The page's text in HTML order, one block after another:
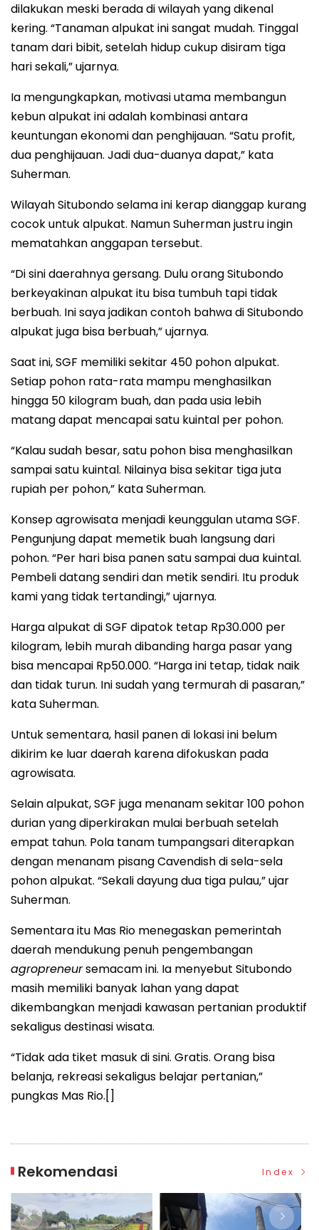
dilakukan meski berada di wilayah yang dikenal
kering. “Tanaman alpukat ini sangat mudah. Tinggal
tanam dari bibit, setelah hidup cukup disiram tiga
hari sekali,” ujarnya.
Ia mengungkapkan, motivasi utama membangun
kebun alpukat ini adalah kombinasi antara
keuntungan ekonomi dan penghijauan. “Satu profit,
dua penghijauan. Jadi dua-duanya dapat,” kata
Suherman.
Wilayah Situbondo selama ini kerap dianggap kurang
cocok untuk alpukat. Namun Suherman justru ingin
mematahkan anggapan tersebut.
“Di sini daerahnya gersang. Dulu orang Situbondo
berkeyakinan alpukat itu bisa tumbuh tapi tidak
berbuah. Ini saya jadikan contoh bahwa di Situbondo
alpukat juga bisa berbuah,” ujarnya.
Saat ini, SGF memiliki sekitar 450 pohon alpukat.
Setiap pohon rata-rata mampu menghasilkan
hingga 50 kilogram buah, dan pada usia lebih
matang dapat mencapai satu kuintal per pohon.
“Kalau sudah besar, satu pohon bisa menghasilkan
sampai satu kuintal. Nilainya bisa sekitar tiga juta
rupiah per pohon,” kata Suherman.
Konsep agrowisata menjadi keunggulan utama SGF.
Pengunjung dapat memetik buah langsung dari
pohon. “Per hari bisa panen satu sampai dua kuintal.
Pembeli datang sendiri dan metik sendiri. Itu produk
kami yang tidak tertandingi,” ujarnya.
Harga alpukat di SGF dipatok tetap Rp30.000 per
kilogram, lebih murah dibanding harga pasar yang
bisa mencapai Rp50.000. “Harga ini tetap, tidak naik
dan tidak turun. Ini sudah yang termurah di pasaran,”
kata Suherman.
Untuk sementara, hasil panen di lokasi ini belum
dikirim ke luar daerah karena difokuskan pada
agrowisata.
Selain alpukat, SGF juga menanam sekitar 100 pohon
durian yang diperkirakan mulai berbuah setelah
empat tahun. Pola tanam tumpangsari diterapkan
dengan menanam pisang Cavendish di sela-sela
pohon alpukat. “Sekali dayung dua tiga pulau,” ujar
Suherman.
Sementara itu Mas Rio menegaskan pemerintah
daerah mendukung penuh pengembangan
agropreneursemacam ini. Ia menyebut Situbondo
masih memiliki banyak lahan yang dapat
dikembangkan menjadi kawasan pertanian produktif
sekaligus destinasi wisata.
“Tidak ada tiket masuk di sini. Gratis. Orang bisa
belanja, rekreasi sekaligus belajar pertanian,”
pungkas Mas Rio.[]
Rekomendasi Index